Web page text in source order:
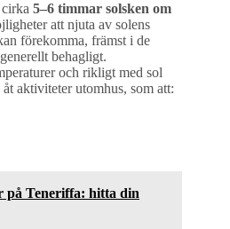
5–6 timmar solsken om
att njuta av solens
förekomma, främst i de
behagligt.
och rikligt med sol
aktiviteter utomhus, som att:
på Teneriffa: hitta din